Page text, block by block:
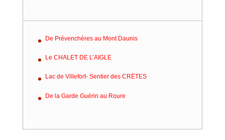
De Prévenchères au Mont Daunis
Le CHALET DE L’AIGLE
Lac de Villefort- Sentier des CRËTES
De la Garde Guérin au Roure